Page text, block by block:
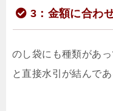
3：金額に合わ
のし袋にも種類があ
と直接水引が結んで